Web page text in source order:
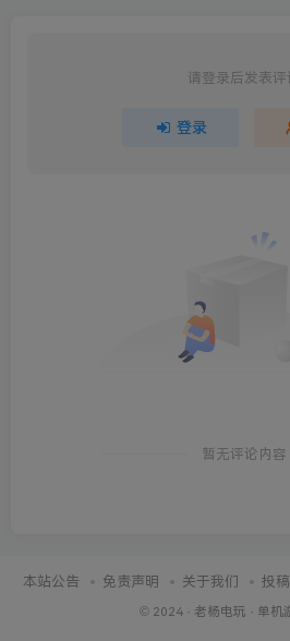
请登录后发表评
登录
暂无评论内容
本站公告 免责声明 关于我们 投稿
© 2024 · 老杨电玩 · 单机